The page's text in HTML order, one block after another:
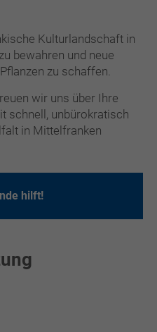
Kulturlandschaft in
bewahren und neue
zu schaffen.
wir uns über Ihre
schnell, unbürokratisch
in Mittelfranken
hilft!